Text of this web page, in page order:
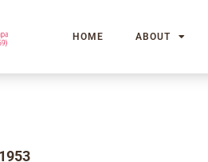
HOME ABOUT
1953